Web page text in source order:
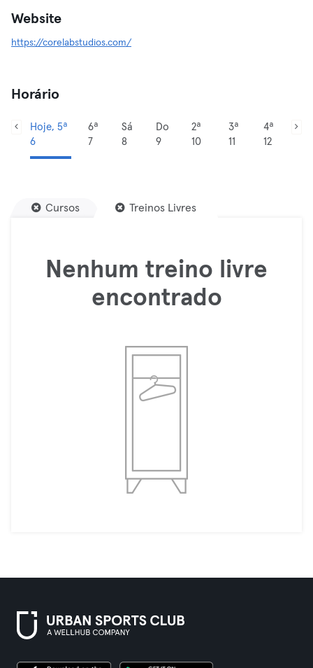
Website
https://corelabstudios.com/
Horário
Hoje, 5ª
6
6ª
7
Sá
8
Do
9
2ª
10
3ª
11
4ª
12
Cursos Treinos Livres
Nenhum treino livre
encontrado